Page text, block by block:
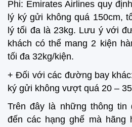
Phi: Emirates Airlines quy
lý ký gửi không quá 150cm,
lý tối đa là 23kg. Lưu ý với
khách có thể mang 2 kiện
tối đa 32kg/kiện.
+ Đối với các đường bay
ký gửi không vượt quá 20 –
Trên đây là những thông tin
đến các hạng ghế mà hãng